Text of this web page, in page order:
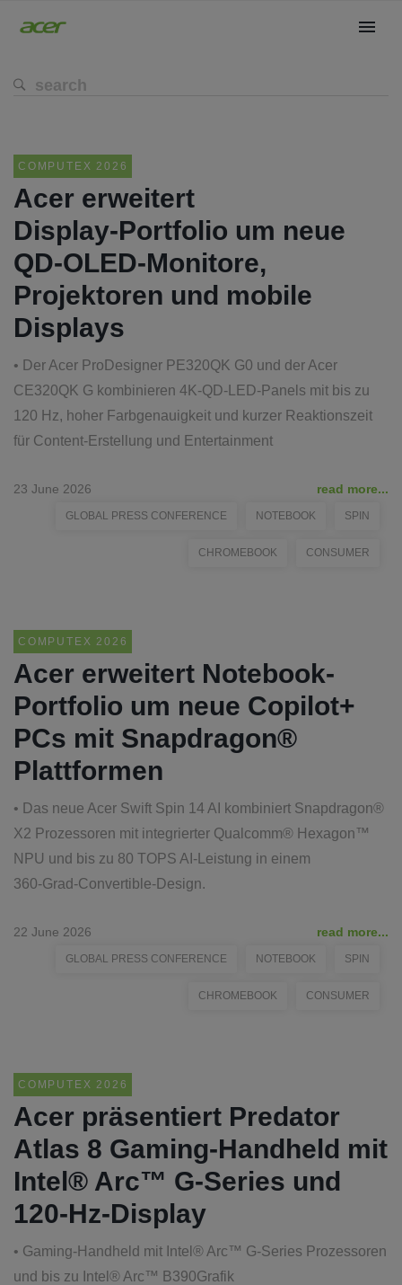
COMPUTEX 2026
Acer erweitert
Display‑Portfolio um neue
QD‑OLED‑Monitore,
Projektoren und mobile
Displays
• Der Acer ProDesigner PE320QK G0 und der Acer
CE320QK G kombinieren 4K‑QD‑LED‑Panels mit bis zu
120 Hz, hoher Farbgenauigkeit und kurzer Reaktionszeit
für Content‑Erstellung und Entertainment
23 June 2026 read more...
GLOBAL PRESS CONFERENCE NOTEBOOK SPIN
CHROMEBOOK CONSUMER
COMPUTEX 2026
Acer erweitert Notebook-
Portfolio um neue Copilot+
PCs mit Snapdragon®
Plattformen
• Das neue Acer Swift Spin 14 AI kombiniert Snapdragon®
X2 Prozessoren mit integrierter Qualcomm® Hexagon™
NPU und bis zu 80 TOPS AI‑Leistung in einem
360‑Grad‑Convertible-Design.
22 June 2026 read more...
GLOBAL PRESS CONFERENCE NOTEBOOK SPIN
CHROMEBOOK CONSUMER
COMPUTEX 2026
Acer präsentiert Predator
Atlas 8 Gaming-Handheld mit
Intel® Arc™ G-Series und
120-Hz-Display
• Gaming-Handheld mit Intel® Arc™ G-Series Prozessoren
und bis zu Intel® Arc™ B390Grafik